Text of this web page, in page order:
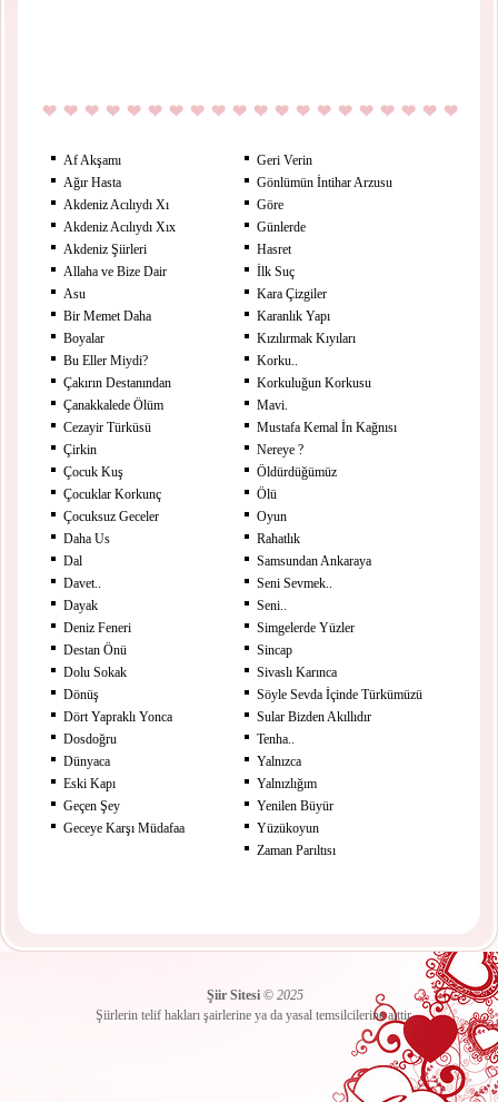
Af Akşamı
Ağır Hasta
Akdeniz Acılıydı Xı
Akdeniz Acılıydı Xıx
Akdeniz Şiirleri
Allaha ve Bize Dair
Asu
Bir Memet Daha
Boyalar
Bu Eller Miydi?
Çakırın Destanından
Çanakkalede Ölüm
Cezayir Türküsü
Çirkin
Çocuk Kuş
Çocuklar Korkunç
Çocuksuz Geceler
Daha Us
Dal
Davet..
Dayak
Deniz Feneri
Destan Önü
Dolu Sokak
Dönüş
Dört Yapraklı Yonca
Dosdoğru
Dünyaca
Eski Kapı
Geçen Şey
Geceye Karşı Müdafaa
Geri Verin
Gönlümün İntihar Arzusu
Göre
Günlerde
Hasret
İlk Suç
Kara Çizgiler
Karanlık Yapı
Kızılırmak Kıyıları
Korku..
Korkuluğun Korkusu
Mavi.
Mustafa Kemal İn Kağnısı
Nereye ?
Öldürdüğümüz
Ölü
Oyun
Rahatlık
Samsundan Ankaraya
Seni Sevmek..
Seni..
Simgelerde Yüzler
Sincap
Sivaslı Karınca
Söyle Sevda İçinde Türkümüzü
Sular Bizden Akıllıdır
Tenha..
Yalnızca
Yalnızlığım
Yenilen Büyür
Yüzükoyun
Zaman Parıltısı
Şiir Sitesi© 2025
Şiirlerin telif hakları şairlerine ya da yasal temsilcilerine aittir.